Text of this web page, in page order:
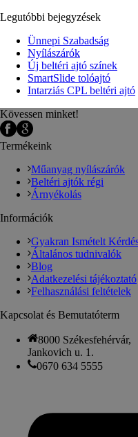
Legutóbbi bejegyzések
Ünnepi Szabadság
Nyílászárók
Új beltéri ajtó színek
SmartSlide tolóajtó
Intarziás CPL beltéri ajtó
Kövessen minket!
Termékeink
Műanyag nyílászárók
Beltéri ajtók régi
Árnyékolás
Információk
Gyakran Ismételt
Általános tudnivalók
Blog
Adatkezelési tájékoztató
Felhasználási feltételek
Kapcsolat és Bemutatóterm
8000 Székesfehérvár,
Jankovich u. 1.
0670 634 5555